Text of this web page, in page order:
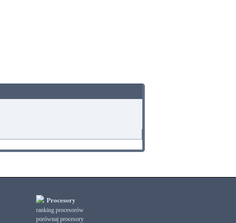
Procesory
ranking procesorów
porównaj procesory